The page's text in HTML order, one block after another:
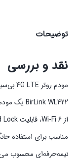
توضیحات
نقد و بررسی
مودم روتر 4G LTE بی‌سیم بیرلینک مدل WL422
مناسب برای استفاده
نیمه‌حرفه‌ای محسوب